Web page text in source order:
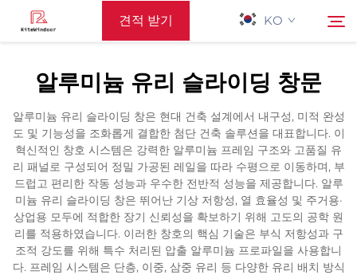
견적 받기 KO
홈페이지
지원하다
제품
응용 프로그램
검색
알루미늄 유리 슬라이딩 창문
알루미늄 유리 슬라이딩 창은 현대 건축 설계에서 내구성, 미적 완성
도 및 기능성을 조화롭게 결합한 첨단 건축 솔루션을 대표합니다. 이
혁신적인 창호 시스템은 강력한 알루미늄 프레임 구조와 고품질 유
리 패널로 구성되어 정밀 가공된 레일을 따라 수평으로 이동하며, 부
드럽고 편리한 작동 성능과 우수한 전반적 성능을 제공합니다. 알루
미늄 유리 슬라이딩 창은 뛰어난 기상 저항성, 열 효율성 및 주거용·
상업용 모두에 적합한 장기 신뢰성을 확보하기 위해 고도의 공학 원
리를 적용하였습니다. 이러한 창호의 핵심 기술은 부식 저항성과 구
조적 강도를 위해 특수 처리된 압출 알루미늄 프로파일을 사용합니
다. 프레임 시스템은 단층, 이중, 삼중 유리 등 다양한 유리 배치 방식